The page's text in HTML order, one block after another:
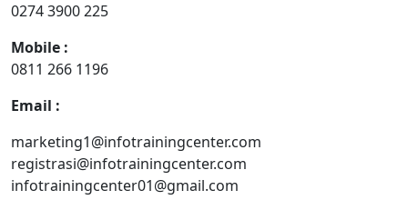
0274 3900 225
Mobile :
0811 266 1196
Email :
marketing1@infotrainingcenter.com
registrasi@infotrainingcenter.com
infotrainingcenter01@gmail.com